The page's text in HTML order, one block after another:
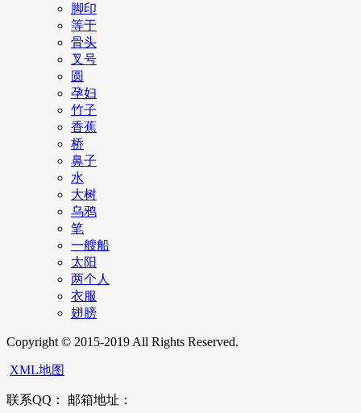
脚印
等于
骨头
叉号
圆
孕妇
竹子
香蕉
桥
鼻子
水
大树
乌鸦
笔
一艘船
太阳
两个人
衣服
翅膀
Copyright © 2015-2019 All Rights Reserved.
XML地图
联系QQ： 邮箱地址：